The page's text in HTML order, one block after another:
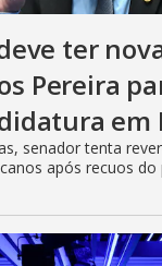
ter
Pereira
em
senador tenta
após recuos do